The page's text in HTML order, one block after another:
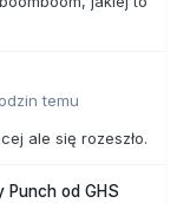
temu
ale się rozeszło.
Punch od GHS